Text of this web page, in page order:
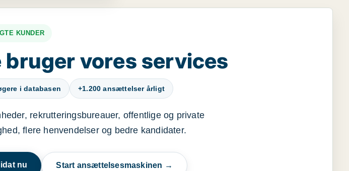
KUNDER
vores services
i databasen +1.200 ansættelser årligt
rekrutteringsbureauer, offentlige og private
flere henvendelser og bedre kandidater.
nu Start ansættelsesmaskinen →